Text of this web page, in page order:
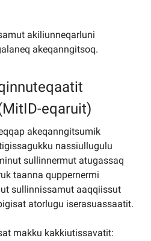
akiliunneqarluni
akeqanngitsoq.
eqaruit)
akeqanngitsumik
nassiullugulu
sullinnermut atugassaq
taanna quppernermi
sullinnissamut aaqqiissut
atorlugu iserasuassaatit.
makku kakkiutissavatit: